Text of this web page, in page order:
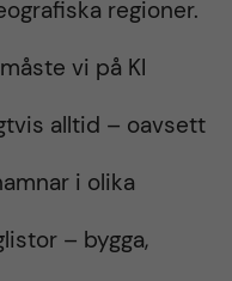
regioner.
vi på KI
alltid – oavsett
i olika
– bygga,